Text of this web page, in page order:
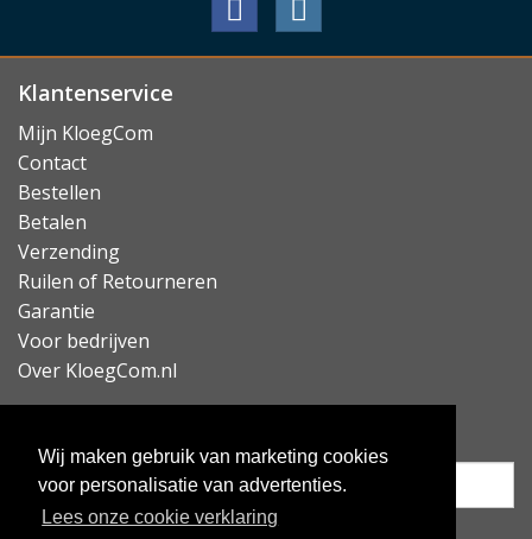
Wij maken gebruik van marketing cookies
voor personalisatie van advertenties.
Lees onze cookie verklaring
Klantenservice
Mijn KloegCom
Contact
Bestellen
Betalen
Verzending
Ruilen of Retourneren
Garantie
Voor bedrijven
Over KloegCom.nl